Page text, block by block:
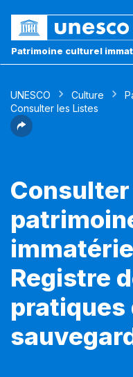
Patrimoine culturel
UNESCO Culture
Consulter les Listes
Registre
pratiques